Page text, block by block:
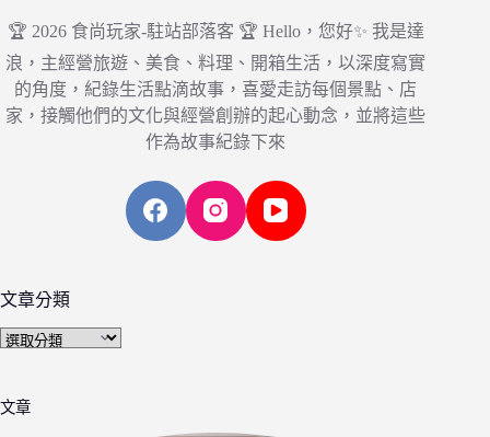
🏆 2026 食尚玩家-駐站部落客 🏆 Hello，您好✨ 我是達
浪，主經營旅遊、美食、料理、開箱生活，以深度寫實
的角度，紀錄生活點滴故事，喜愛走訪每個景點、店
家，接觸他們的文化與經營創辦的起心動念，並將這些
作為故事紀錄下來
文章分類
文
類
文章